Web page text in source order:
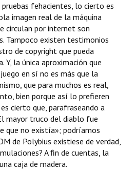
fehacientes, lo cierto es
imagen real de la máquina
circulan por internet son
Tampoco existen testimonios
de copyright que pueda
la única aproximación que
en sí no es más que la
que para muchos es real,
bien porque así lo prefieren
cierto que, parafraseando a
mayor truco del diablo fue
que no existía»; podríamos
de Polybius existiese de verdad,
A fin de cuentas, la
caja de madera.